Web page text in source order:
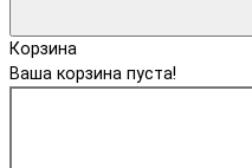
Корзина
Ваша корзина пуста!